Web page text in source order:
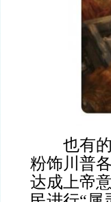
也有的
粉饰川普
达成上帝